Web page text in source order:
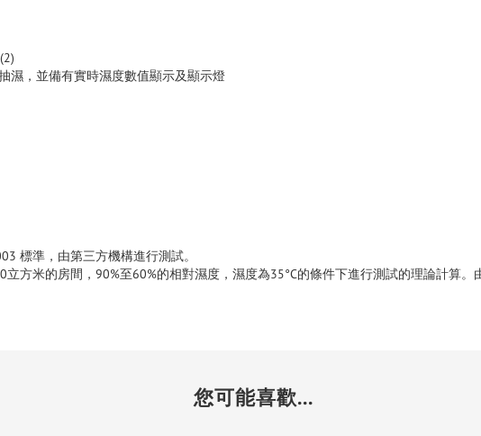
濕，並備有實時濕度數值顯示及顯示燈
標準，由第三方機構進行測試。
方米的房間，90%至60%的相對濕度，濕度為35°C的條件下進行測試的理論計算
您可能喜歡...